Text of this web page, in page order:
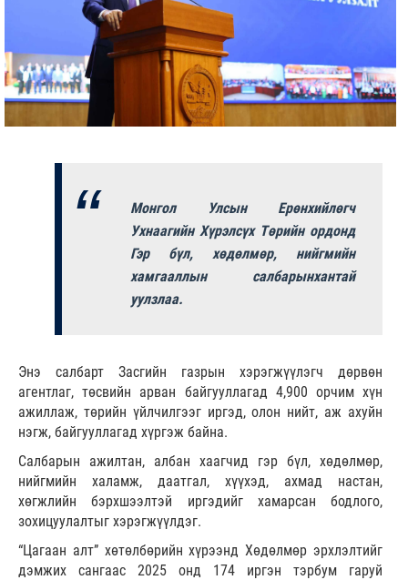
Монгол Улсын Ерөнхийлөгч
Ухнаагийн Хүрэлсүх Төрийн ордонд
Гэр бүл, хөдөлмөр, нийгмийн
хамгааллын салбарынхантай
уулзлаа.
Энэ салбарт Засгийн газрын хэрэгжүүлэгч дөрвөн
агентлаг, төсвийн арван байгууллагад 4,900 орчим хүн
ажиллаж, төрийн үйлчилгээг иргэд, олон нийт, аж ахуйн
нэгж, байгууллагад хүргэж байна.
Салбарын ажилтан, албан хаагчид гэр бүл, хөдөлмөр,
нийгмийн халамж, даатгал, хүүхэд, ахмад настан,
хөгжлийн бэрхшээлтэй иргэдийг хамарсан бодлого,
зохицуулалтыг хэрэгжүүлдэг.
“Цагаан алт” хөтөлбөрийн хүрээнд Хөдөлмөр эрхлэлтийг
дэмжих сангаас 2025 онд 174 иргэн тэрбум гаруй